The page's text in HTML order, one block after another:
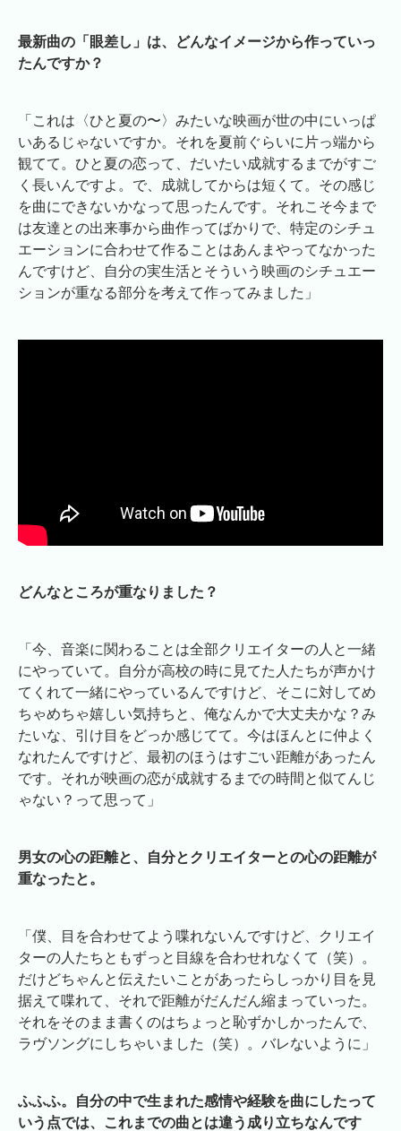
最新曲の「眼差し」は、どんなイメージから作っていっ
たんですか？
「これは〈ひと夏の〜〉みたいな映画が世の中にいっぱ
いあるじゃないですか。それを夏前ぐらいに片っ端から
観てて。ひと夏の恋って、だいたい成就するまでがすご
く長いんですよ。で、成就してからは短くて。その感じ
を曲にできないかなって思ったんです。それこそ今まで
は友達との出来事から曲作ってばかりで、特定のシチュ
エーションに合わせて作ることはあんまやってなかった
んですけど、自分の実生活とそういう映画のシチュエー
ションが重なる部分を考えて作ってみました」
どんなところが重なりました？
「今、音楽に関わることは全部クリエイターの人と一緒
にやっていて。自分が高校の時に見てた人たちが声かけ
てくれて一緒にやっているんですけど、そこに対してめ
ちゃめちゃ嬉しい気持ちと、俺なんかで大丈夫かな？み
たいな、引け目をどっか感じてて。今はほんとに仲よく
なれたんですけど、最初のほうはすごい距離があったん
です。それが映画の恋が成就するまでの時間と似てんじ
ゃない？って思って」
男女の心の距離と、自分とクリエイターとの心の距離が
重なったと。
「僕、目を合わせてよう喋れないんですけど、クリエイ
ターの人たちともずっと目線を合わせれなくて（笑）。
だけどちゃんと伝えたいことがあったらしっかり目を見
据えて喋れて、それで距離がだんだん縮まっていった。
それをそのまま書くのはちょっと恥ずかしかったんで、
ラヴソングにしちゃいました（笑）。バレないように」
ふふふ。自分の中で生まれた感情や経験を曲にしたって
いう点では、これまでの曲とは違う成り立ちなんです